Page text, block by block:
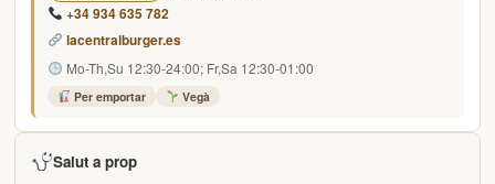
+34 934 635 782
lacentralburger.es
Mo-Th,Su 12:30-24:00; Fr,Sa 12:30-01:00
Per emportar Vegà
Salut a prop